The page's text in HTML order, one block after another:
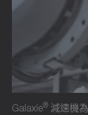
Galaxie® 減速機